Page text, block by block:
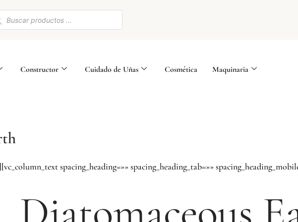
Constructor Cuidado de Uñas Cosmética Maquinaria
spacing_heading=»» spacing_heading_tab=»»